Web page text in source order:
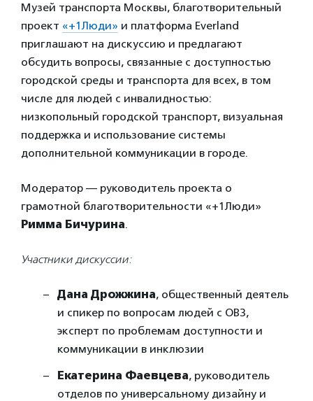
Музей транспорта Москвы, благотворительный
проект «+1Люди» и платформа Everland
приглашают на дискуссию и предлагают
обсудить вопросы, связанные с доступностью
городской среды и транспорта для всех, в том
числе для людей с инвалидностью:
низкопольный городской транспорт, визуальная
поддержка и использование системы
дополнительной коммуникации в городе.
Модератор — руководитель проекта о
грамотной благотворительности «+1Люди»
Римма Бичурина.
Участники дискуссии:
Дана Дрожжина, общественный деятель
и спикер по вопросам людей с ОВЗ,
эксперт по проблемам доступности и
коммуникации в инклюзии
Екатерина Фаевцева, руководитель
отделов по универсальному дизайну и